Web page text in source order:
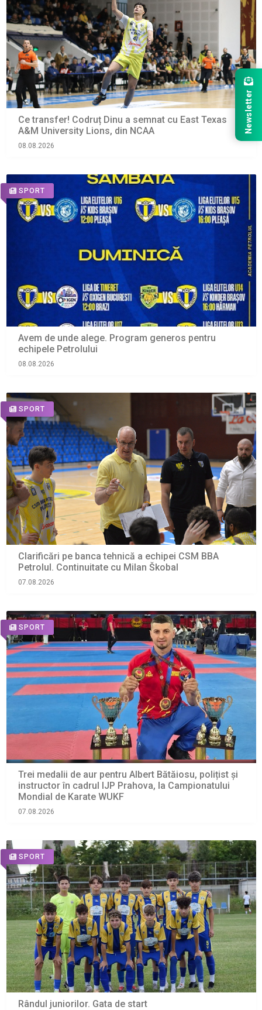
Ce transfer! Codruț Dinu a semnat cu East Texas
A&M University Lions, din NCAA
08.08.2026
SPORT
Avem de unde alege. Program generos pentru
echipele Petrolului
08.08.2026
SPORT
Clarificări pe banca tehnică a echipei CSM BBA
Petrolul. Continuitate cu Milan Škobal
07.08.2026
SPORT
Trei medalii de aur pentru Albert Bătăiosu, polițist și
instructor în cadrul IJP Prahova, la Campionatului
Mondial de Karate WUKF
07.08.2026
SPORT
Rândul juniorilor. Gata de start
Newsletter